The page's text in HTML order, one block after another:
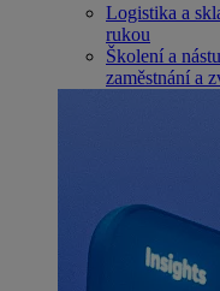
Logistika a
rukou
Školení a
zaměstnání a